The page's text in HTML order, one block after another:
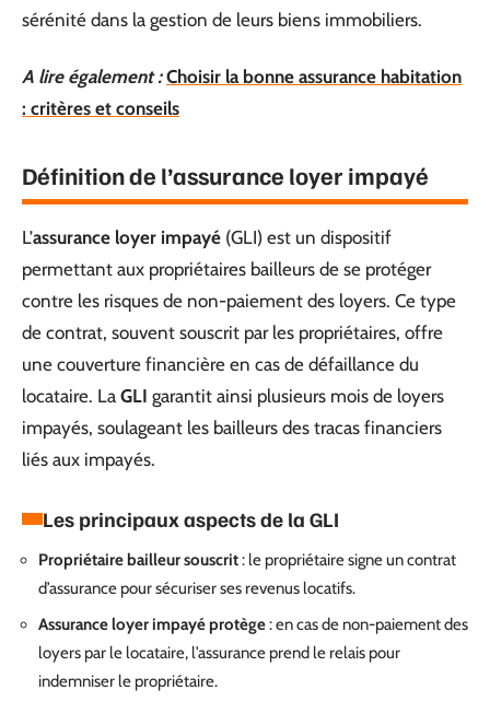
sérénité dans la gestion de leurs biens immobiliers.
A lire également : Choisir la bonne assurance habitation
: critères et conseils
Définition de l’assurance loyer impayé
L’assurance loyer impayé (GLI) est un dispositif
permettant aux propriétaires bailleurs de se protéger
contre les risques de non-paiement des loyers. Ce type
de contrat, souvent souscrit par les propriétaires, offre
une couverture financière en cas de défaillance du
locataire. La GLI garantit ainsi plusieurs mois de loyers
impayés, soulageant les bailleurs des tracas financiers
liés aux impayés.
Les principaux aspects de la GLI
Propriétaire bailleur souscrit: le propriétaire signe un contrat
d’assurance pour sécuriser ses revenus locatifs.
Assurance loyer impayé protège: en cas de non-paiement des
loyers par le locataire, l’assurance prend le relais pour
indemniser le propriétaire.